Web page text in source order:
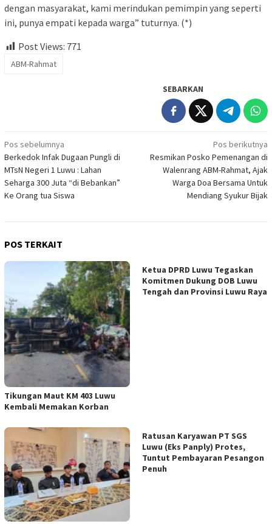
dengan masyarakat, kami merindukan pemimpin yang seperti
ini, punya empati kepada warga” tuturnya. (*)
Post Views: 771
ABM-Rahmat
SEBARKAN
Navigasi
pos
Pos sebelumnya
Berkedok Infak Dugaan Pungli di
MTsN Negeri 1 Luwu : Lahan
Seharga 300 Juta “di Bebankan”
Ke Orang tua Siswa
Pos berikutnya
Resmikan Posko Pemenangan di
Walenrang ABM-Rahmat, Ajak
Warga Doa Bersama Untuk
Mendiang Syukur Bijak
POS TERKAIT
Tikungan Maut KM 403 Luwu
Kembali Memakan Korban
Ketua DPRD Luwu Tegaskan
Komitmen Dukung DOB Luwu
Tengah dan Provinsi Luwu Raya
Ratusan Karyawan PT SGS
Luwu (Eks Panply) Protes,
Tuntut Pembayaran Pesangon
Penuh